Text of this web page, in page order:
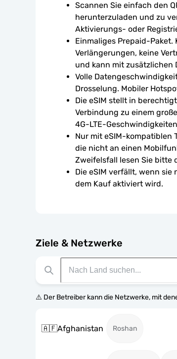
Scannen Sie einfach den
herunterzuladen und zu
Aktivierungs- oder
Einmaliges Prepaid-Paket.
Verlängerungen, keine
und kann mit zusätzlichen
Volle
Drosselung. Mobiler
Die eSIM stellt in
Verbindung zu einem
4G-LTE-
Nur mit eSIM-kompatiblen
die nicht an einen
Zweifelsfall lesen Sie bitte
Die eSIM verfällt, wenn
dem Kauf aktiviert wird.
Ziele & Netzwerke
⚠️ Der Betreiber kann die Netzwerke, mit
🇦🇫Afghanistan Roshan